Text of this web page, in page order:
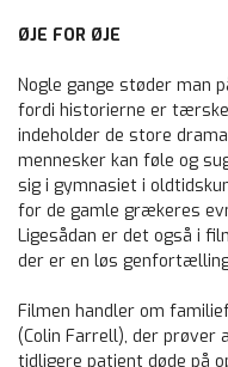
ØJE FOR ØJE
Nogle gange støder man
fordi historierne er
indeholder de store
mennesker kan føle og
sig i gymnasiet i
for de gamle grækeres
Ligesådan er det også i
der er en løs
Filmen handler om
(Colin Farrell), der prøver
tidligere patient døde på